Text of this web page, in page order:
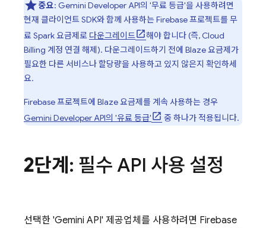
중요: Gemini Developer API의 '무료 등급'을 사용하려면
현재 클라이언트 SDK와 함께 사용하는 Firebase 프로젝트를 무
료 Spark 요금제로 다운그레이드 해야 합니다 (즉, Cloud
Billing 계정 연결 해제). 다운그레이드하기 전에 Blaze 요금제가
필요한 다른 서비스나 할당량을 사용하고 있지 않은지 확인하세
요.
Firebase 프로젝트에 Blaze 요금제를 계속 사용하는 경우
Gemini Developer API의 '유료 등급' 중 하나가 적용됩니다.
2단계 : 필수 API 사용 설정
선택한 'Gemini API' 제공업체를 사용하려면 Firebase